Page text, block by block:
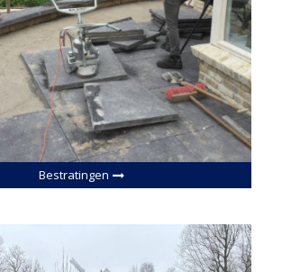
Bestratingen